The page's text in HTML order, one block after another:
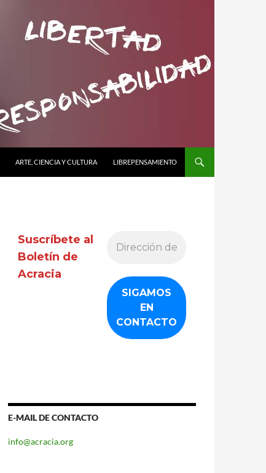
ARTE, CIENCIA Y CULTURA LIBREPENSAMIENTO
Suscríbete al
Boletín de
Acracia
E-MAIL DE CONTACTO
info@acracia.org